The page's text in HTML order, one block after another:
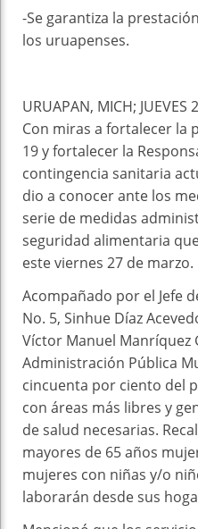
-Se garantiza la
los uruapenses.
URUAPAN, MICH; JUEVES
Con miras a fortalecer la
19 y fortalecer la
contingencia sanitaria
dio a conocer ante los
serie de medidas
seguridad alimentaria
este viernes 27 de marzo.
Acompañado por el Jefe
No. 5, Sinhue Díaz
Víctor Manuel Manríquez
Administración Pública
cincuenta por ciento del
con áreas más libres y
de salud necesarias.
mayores de 65 años
mujeres con niñas y/o
laborarán desde sus